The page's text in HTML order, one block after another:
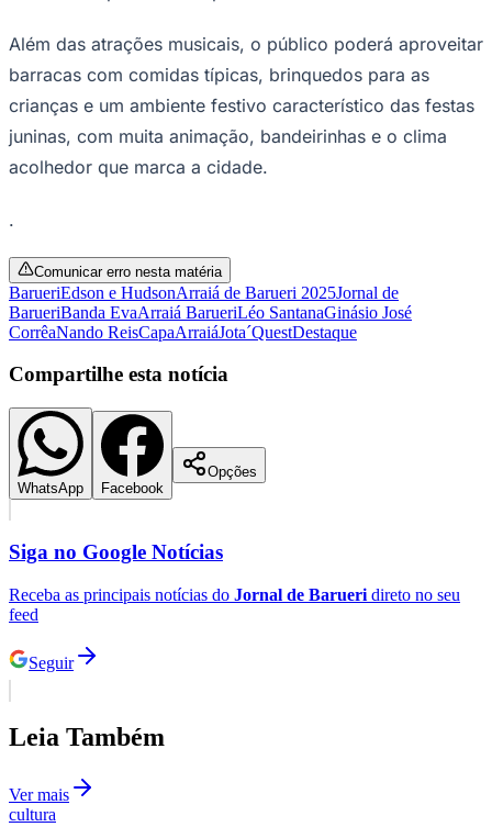
Corinthians
Palmeiras
Além das atrações musicais, o público poderá aproveitar
barracas com comidas típicas, brinquedos para as
crianças e um ambiente festivo característico das festas
juninas, com muita animação, bandeirinhas e o clima
acolhedor que marca a cidade.
.
Comunicar erro nesta matéria
BarueriEdson e HudsonArraiá de Barueri 2025Jornal de
BarueriBanda EvaArraiá BarueriLéo SantanaGinásio José
CorrêaNando ReisCapaArraiáJota´QuestDestaque
Compartilhe esta notícia
WhatsApp Facebook
Opções
Siga no Google Notícias
Receba as principais notícias do Jornal de Barueri direto no seu
feed
Seguir
Leia Também
Ver mais
cultura